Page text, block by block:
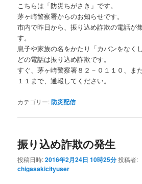
こちらは「防災ちがさき」です。
茅ヶ崎警察署からのお知らせです。
市内で昨日から、振り込め詐欺の電話が
す。
息子や家族の名をかたり「カバンをなく
どの電話は振り込め詐欺です。
すぐ、茅ヶ崎警察署８２－０１１０、ま
１１まで、通報してください。
カテゴリー:防災配信
振り込め詐欺の発生
投稿日時:2016年2月24日 10時25分投稿者:
chigasakicityuser